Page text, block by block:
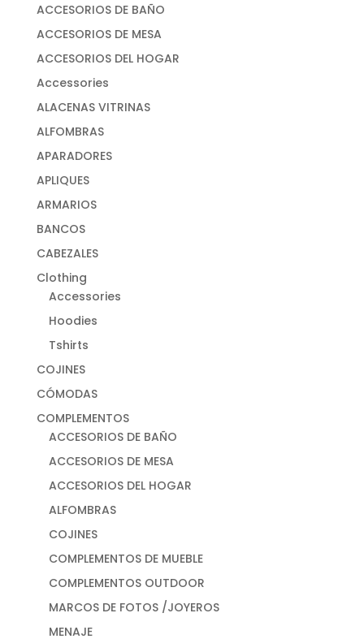
ACCESORIOS DE BAÑO
ACCESORIOS DE MESA
ACCESORIOS DEL HOGAR
Accessories
ALACENAS VITRINAS
ALFOMBRAS
APARADORES
APLIQUES
ARMARIOS
BANCOS
CABEZALES
Clothing
Accessories
Hoodies
Tshirts
COJINES
CÓMODAS
COMPLEMENTOS
ACCESORIOS DE BAÑO
ACCESORIOS DE MESA
ACCESORIOS DEL HOGAR
ALFOMBRAS
COJINES
COMPLEMENTOS DE MUEBLE
COMPLEMENTOS OUTDOOR
MARCOS DE FOTOS /JOYEROS
MENAJE